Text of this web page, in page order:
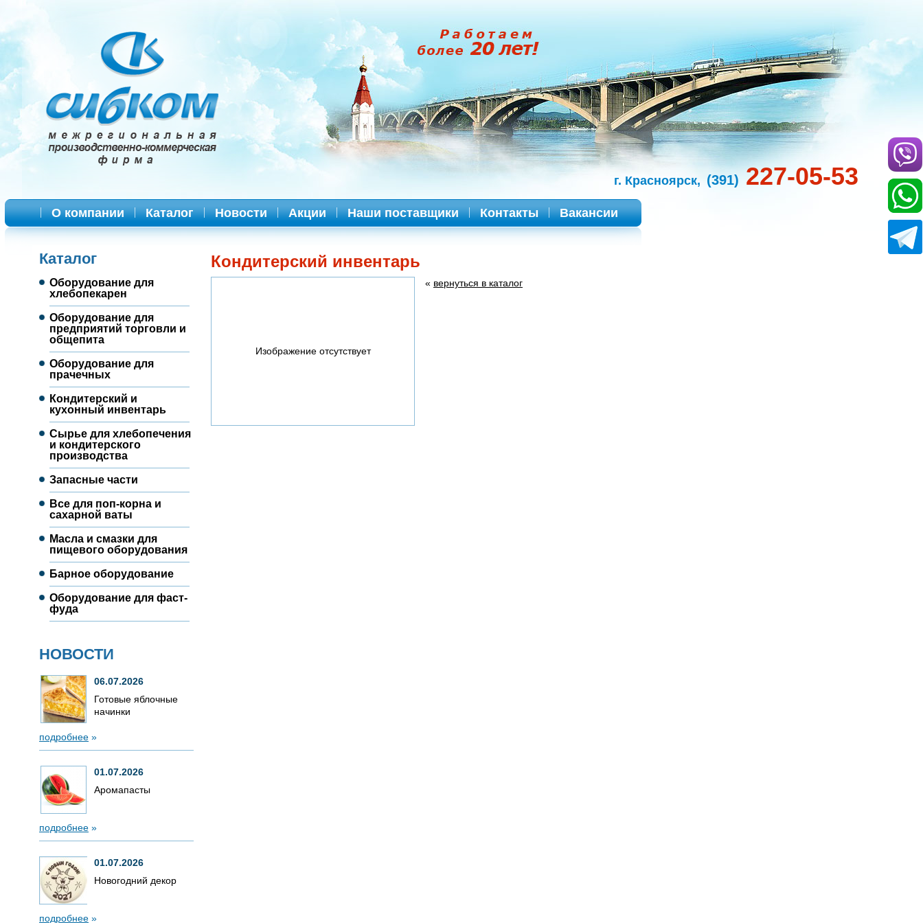
г. Красноярск, (391) 227-05-53
О компании Каталог Новости Акции Наши поставщики Контакты Вакансии
Каталог
Оборудование для
хлебопекарен
Оборудование для
предприятий торговли и
общепита
Оборудование для
прачечных
Кондитерский и
кухонный инвентарь
Сырье для хлебопечения
и кондитерского
производства
Запасные части
Все для поп-корна и
сахарной ваты
Масла и смазки для
пищевого оборудования
Барное оборудование
Оборудование для фаст-
фуда
НОВОСТИ
06.07.2026
Готовые яблочные
начинки
подробнее »
01.07.2026
Аромапасты
подробнее »
01.07.2026
Новогодний декор
подробнее »
Кондитерский инвентарь
Изображение отсутствует
« вернуться в каталог